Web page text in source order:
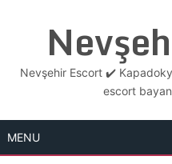
Nevşehir Escort ✔️
escort
MENU